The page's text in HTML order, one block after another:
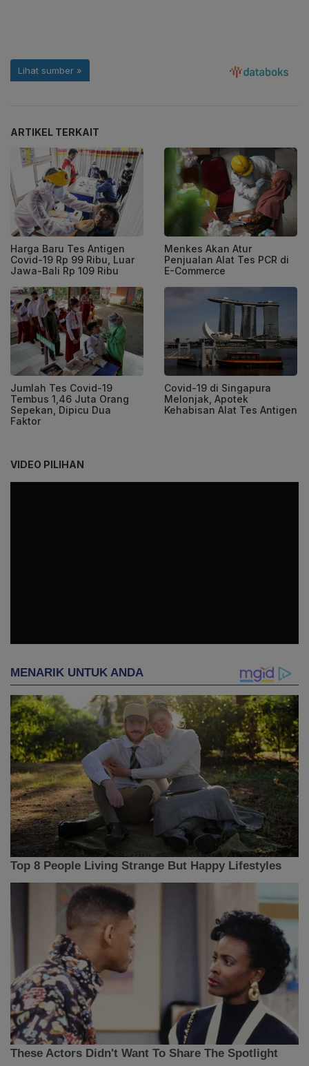
ARTIKEL TERKAIT
Harga Baru Tes Antigen
Covid-19 Rp 99 Ribu, Luar
Jawa-Bali Rp 109 Ribu
Menkes Akan Atur
Penjualan Alat Tes PCR di
E-Commerce
Jumlah Tes Covid-19
Tembus 1,46 Juta Orang
Sepekan, Dipicu Dua
Faktor
Covid-19 di Singapura
Melonjak, Apotek
Kehabisan Alat Tes Antigen
VIDEO PILIHAN